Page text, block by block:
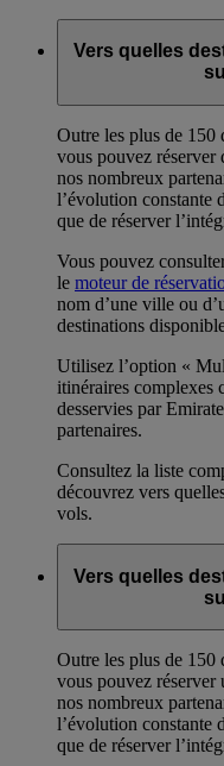
Vers quelles
Outre les plus de 150
vous pouvez réserver
nos nombreux
l’évolution constante
que de réserver
Vous pouvez
le moteur de
nom d’une ville ou
destinations
Utilisez l’option «
itinéraires complexes
desservies par
partenaires.
Consultez la liste
découvrez vers
vols.
Vers quelles
Outre les plus de 150
vous pouvez réserver
nos nombreux
l’évolution constante
que de réserver